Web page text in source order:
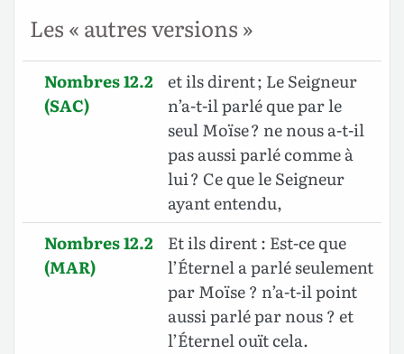
Les « autres versions »
Nombres 12.2
(SAC)
et ils dirent ; Le Seigneur
n’a-t-il parlé que par le
seul Moïse ? ne nous a-t-il
pas aussi parlé comme à
lui ? Ce que le Seigneur
ayant entendu,
Nombres 12.2
(MAR)
Et ils dirent : Est-ce que
l’Éternel a parlé seulement
par Moïse ? n’a-t-il point
aussi parlé par nous ? et
l’Éternel ouït cela.